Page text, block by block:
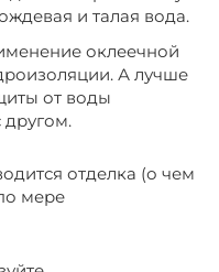
и талая вода.
оклеечной
А лучше
от воды
другом.
отделка (о чем
мере